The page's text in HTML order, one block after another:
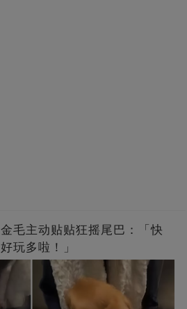
毛主动贴贴狂摇尾巴：「快
玩多啦！」